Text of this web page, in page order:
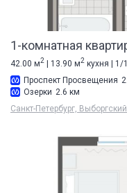
1-комнатная
42.00 м2 | 13.90 м2 кухня | 1/
Проспект Просвещения
Озерки 2.6 км
Санкт-Петербург,